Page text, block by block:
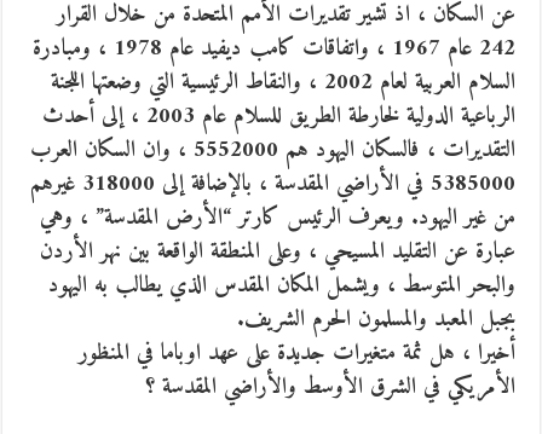
عن السكان ، اذ تشير تقديرات الأمم المتحدة من خلال القرار
242 عام 1967 ، واتفاقات كامب ديفيد عام 1978 ، ومبادرة
السلام العربية لعام 2002 ، والنقاط الرئيسية التي وضعتها اللجنة
الرباعية الدولية لخارطة الطريق للسلام عام 2003 ، إلى أحدث
التقديرات ، فالسكان اليهود هم 5552000 ، وان السكان العرب
5385000 في الأراضي المقدسة ، بالإضافة إلى 318000 غيرهم
من غير اليهود. ويعرف الرئيس كارتر “الأرض المقدسة” ، وهي
عبارة عن التقليد المسيحي ، وعلى المنطقة الواقعة بين نهر الأردن
والبحر المتوسط ، ويشمل المكان المقدس الذي يطالب به اليهود
بجبل المعبد والمسلمون الحرم الشريف.
أخيرا ، هل ثمة متغيرات جديدة على عهد اوباما في المنظور
الأمريكي في الشرق الأوسط والأراضي المقدسة ؟